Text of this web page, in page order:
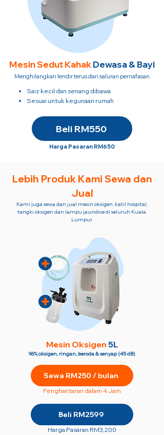
Mesin SedutKahakDewasa & Bayi
Menghilangkan lendir terus dari saluran pernafasan.
Saiz kecil dan senang dibawa
Sesuai untuk kegunaan rumah
Beli RM550
Harga Pasaran RM650
Lebih Produk Kami Sewa dan
Jual
Kami juga sewa dan jual mesin oksigen, katil hospital,
tangki oksigen dan lampu jaundice di seluruh Kuala
Lumpur.
Mesin Oksigen 5L
96% oksigen, ringan, beroda & senyap (45 dB)
Sewa RM250 / bulan
Penghantaran dalam 4 Jam
Beli RM2599
Harga Pasaran RM3,200